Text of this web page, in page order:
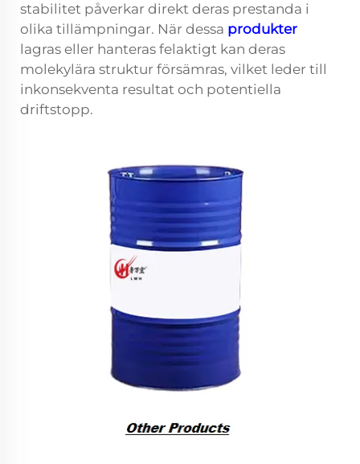
stabilitet påverkar direkt deras prestanda i
olika tillämpningar. När dessa produkter
lagras eller hanteras felaktigt kan deras
molekylära struktur försämras, vilket leder till
inkonsekventa resultat och potentiella
driftstopp.